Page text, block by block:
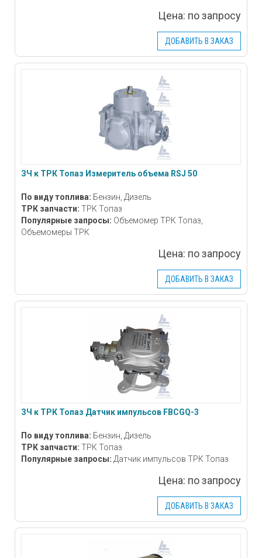
Цена: по запросу
ДОБАВИТЬ В ЗАКАЗ
ЗЧ к ТРК Топаз Измеритель объема RSJ 50
По виду топлива: Бензин, Дизель
ТРК запчасти: ТРК Топаз
Популярные запросы: Объемомер ТРК Топаз,
Объемомеры ТРК
Цена: по запросу
ДОБАВИТЬ В ЗАКАЗ
ЗЧ к ТРК Топаз Датчик импульсов FBCGQ-3
По виду топлива: Бензин, Дизель
ТРК запчасти: ТРК Топаз
Популярные запросы: Датчик импульсов ТРК Топаз
Цена: по запросу
ДОБАВИТЬ В ЗАКАЗ